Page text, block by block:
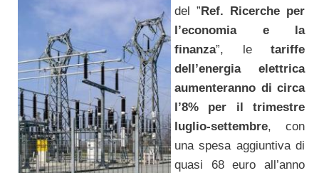
del ” Ref. Ricerche per
l’economia e la
finanza”, letariffe
dell’energia elettrica
aumenteranno di circa
l’8% per il trimestre
luglio-settembre, con
una spesa aggiuntiva di
quasi 68 euro all’anno